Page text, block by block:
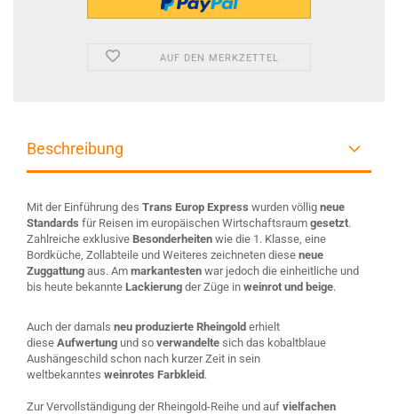
AUF DEN MERKZETTEL
Beschreibung
Mit der Einführung des Trans Europ Express wurden völlig neue
Standards für Reisen im europäischen Wirtschaftsraum gesetzt.
Zahlreiche exklusive Besonderheiten wie die 1. Klasse, eine
Bordküche, Zollabteile und Weiteres zeichneten diese neue
Zuggattung aus. Am markantesten war jedoch die einheitliche und
bis heute bekannte Lackierung der Züge in weinrot und beige.
Auch der damals neu produzierte Rheingold erhielt
diese Aufwertung und so verwandelte sich das kobaltblaue
Aushängeschild schon nach kurzer Zeit in sein
weltbekanntes weinrotes Farbkleid .
Zur Vervollständigung der Rheingold-Reihe und auf vielfachen